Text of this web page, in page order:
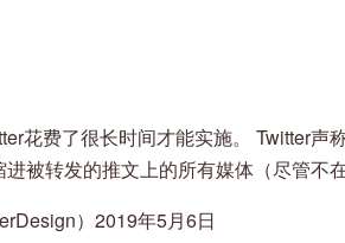
花费了很长时间才能实施。 Twitter声
被转发的推文上的所有媒体（尽管不在
）2019年5月6日